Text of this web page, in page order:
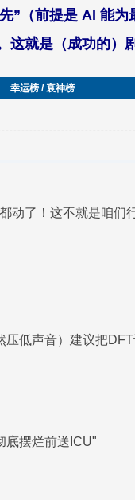
”（前提是 AI 能为
这就是（成功的）
幸运榜 / 衰神榜
动了！这不就是咱们
低声音）建议把
底摆烂前送ICU"